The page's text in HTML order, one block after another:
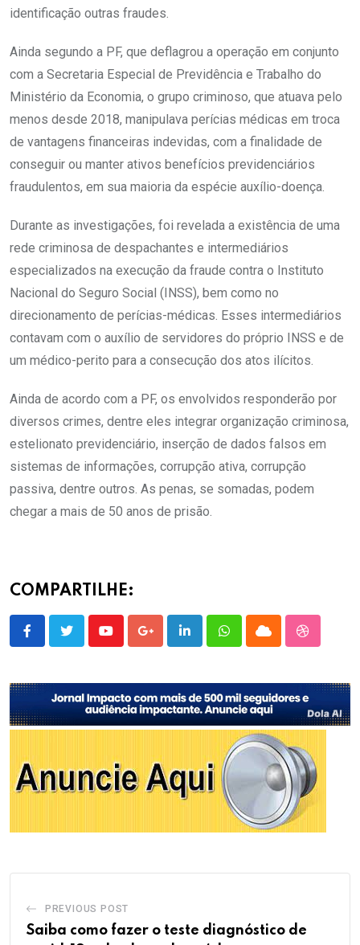
identificação outras fraudes.
Ainda segundo a PF, que deflagrou a operação em conjunto
com a Secretaria Especial de Previdência e Trabalho do
Ministério da Economia, o grupo criminoso, que atuava pelo
menos desde 2018, manipulava perícias médicas em troca
de vantagens financeiras indevidas, com a finalidade de
conseguir ou manter ativos benefícios previdenciários
fraudulentos, em sua maioria da espécie auxílio-doença.
Durante as investigações, foi revelada a existência de uma
rede criminosa de despachantes e intermediários
especializados na execução da fraude contra o Instituto
Nacional do Seguro Social (INSS), bem como no
direcionamento de perícias-médicas. Esses intermediários
contavam com o auxílio de servidores do próprio INSS e de
um médico-perito para a consecução dos atos ilícitos.
Ainda de acordo com a PF, os envolvidos responderão por
diversos crimes, dentre eles integrar organização criminosa,
estelionato previdenciário, inserção de dados falsos em
sistemas de informações, corrupção ativa, corrupção
passiva, dentre outros. As penas, se somadas, podem
chegar a mais de 50 anos de prisão.
COMPARTILHE:
YoutubeGoogle+LinkedInWhatsappCloud
PREVIOUS POST
Saiba como fazer o teste diagnóstico de